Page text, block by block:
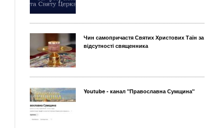
Чин самопричастя Святих Христових Таїн за
відсутності священника
Youtube - канал "Православна Сумщина"